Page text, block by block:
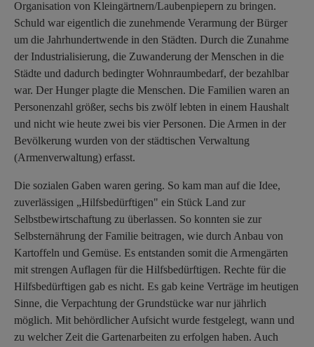
Organisation von Kleingärtnern/Laubenpiepern zu bringen.
Schuld war eigentlich die zunehmende Verarmung der Bürger
um die Jahrhundertwende in den Städten. Durch die Zunahme
der Industrialisierung, die Zuwanderung der Menschen in die
Städte und dadurch bedingter Wohnraumbedarf, der bezahlbar
war. Der Hunger plagte die Menschen. Die Familien waren an
Personenzahl größer, sechs bis zwölf lebten in einem Haushalt
und nicht wie heute zwei bis vier Personen. Die Armen in der
Bevölkerung wurden von der städtischen Verwaltung
(Armenverwaltung) erfasst.
Die sozialen Gaben waren gering. So kam man auf die Idee,
zuverlässigen „Hilfsbedürftigen" ein Stück Land zur
Selbstbewirtschaftung zu überlassen. So konnten sie zur
Selbsternährung der Familie beitragen, wie durch Anbau von
Kartoffeln und Gemüse. Es entstanden somit die Armengärten
mit strengen Auflagen für die Hilfsbedürftigen. Rechte für die
Hilfsbedürftigen gab es nicht. Es gab keine Verträge im heutigen
Sinne, die Verpachtung der Grundstücke war nur jährlich
möglich. Mit behördlicher Aufsicht wurde festgelegt, wann und
zu welcher Zeit die Gartenarbeiten zu erfolgen haben. Auch